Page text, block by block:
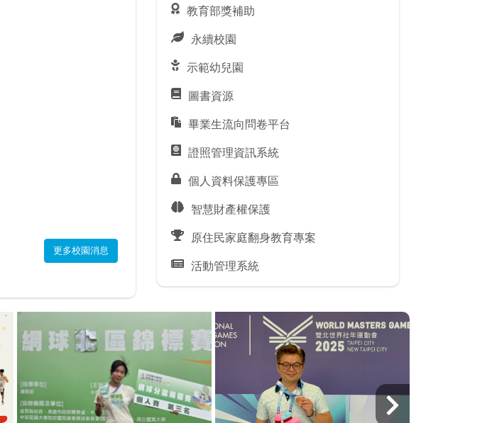
更多校園消息
教育部獎補助
永續校園
示範幼兒園
圖書資源
畢業生流向問卷平台
證照管理資訊系統
個人資料保護專區
智慧財產權保護
原住民家庭翻身教育專案
活動管理系統